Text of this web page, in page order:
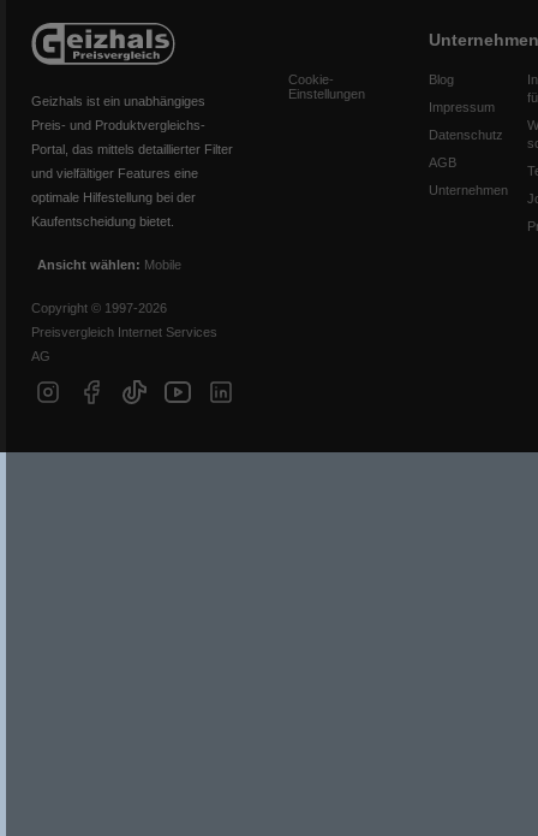
Geizhals ist ein unabhängiges
Preis- und Produktvergleichs-
Portal, das mittels detaillierter Filter
und vielfältiger Features eine
optimale Hilfestellung bei der
Kaufentscheidung bietet.
Ansicht wählen: Mobile
Copyright © 1997-2026
Preisvergleich Internet Services
AG
Cookie-
Einstellungen
Unternehmen
Blog
Impressum
Datenschutz
AGB
Unternehmen